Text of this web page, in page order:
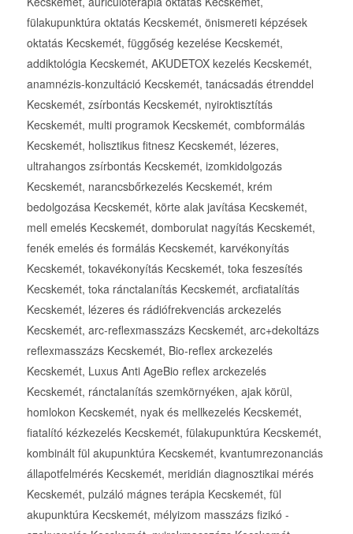
fülakupunktúra oktatás Kecskemét, önismereti képzések
oktatás Kecskemét, függőség kezelése Kecskemét,
addiktológia Kecskemét, AKUDETOX kezelés Kecskemét,
anamnézis-konzultáció Kecskemét, tanácsadás étrenddel
Kecskemét, zsírbontás Kecskemét, nyiroktisztítás
Kecskemét, multi programok Kecskemét, combformálás
Kecskemét, holisztikus fitnesz Kecskemét, lézeres,
ultrahangos zsírbontás Kecskemét, izomkidolgozás
Kecskemét, narancsbőrkezelés Kecskemét, krém
bedolgozása Kecskemét, körte alak javítása Kecskemét,
mell emelés Kecskemét, domborulat nagyítás Kecskemét,
fenék emelés és formálás Kecskemét, karvékonyítás
Kecskemét, tokavékonyítás Kecskemét, toka feszesítés
Kecskemét, toka ránctalanítás Kecskemét, arcfiatalítás
Kecskemét, lézeres és rádiófrekvenciás arckezelés
Kecskemét, arc-reflexmasszázs Kecskemét, arc+dekoltázs
reflexmasszázs Kecskemét, Bio-reflex arckezelés
Kecskemét, Luxus Anti AgeBio reflex arckezelés
Kecskemét, ránctalanítás szemkörnyéken, ajak körül,
homlokon Kecskemét, nyak és mellkezelés Kecskemét,
fiatalító kézkezelés Kecskemét, fülakupunktúra Kecskemét,
kombinált fül akupunktúra Kecskemét, kvantumrezonanciás
állapotfelmérés Kecskemét, meridián diagnosztikai mérés
Kecskemét, pulzáló mágnes terápia Kecskemét, fül
akupunktúra Kecskemét, mélyizom masszázs fizikó -